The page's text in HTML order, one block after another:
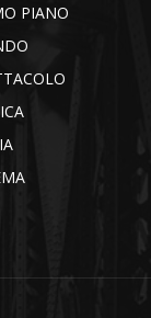
PIANO